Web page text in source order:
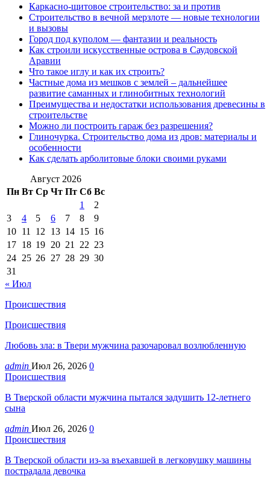
Каркасно-щитовое строительство: за и против
Строительство в вечной мерзлоте — новые технологии
и вызовы
Город под куполом — фантазии и реальность
Как строили искусственные острова в Саудовской
Аравии
Что такое иглу и как их строить?
Частные дома из мешков с землей – дальнейшее
развитие саманных и глинобитных технологий
Преимущества и недостатки использования древесины в
строительстве
Можно ли построить гараж без разрешения?
Глиночурка. Строительство дома из дров: материалы и
особенности
Как сделать арболитовые блоки своими руками
Август 2026
Пн Вт Ср Чт Пт Сб Вс
1
2
3
4 5 6 7 8
9
10 11 12 13 14 15 16
17 18 19 20 21 22 23
24 25 26 27 28 29 30
31
« Июл
Происшествия
Происшествия
Любовь зла: в Твери мужчина разочаровал возлюбленную
admin Июл 26, 2026 0
Происшествия
В Тверской области мужчина пытался задушить 12-летнего
сына
admin Июл 26, 2026 0
Происшествия
В Тверской области из-за въехавшей в легковушку машины
пострадала девочка